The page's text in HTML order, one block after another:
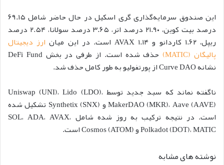
این صندوق سرمایه‌گذاری گری اسکیل در حال حاضر شامل ۶۹.۱۵
درصد بیت کوین، ۲۱.۹۰ درصد اتر، ۳.۶۵ درصد سولانا، ۲.۵۴ درصد
ریپل، ۱.۶۲ کاردانو و ۱.۱۴ AVAX است. در این میان
ارز دیجیتال
پالیگان (MATIC)
حذف شده است. از طرفی در بخش DeFi Fund
نشانه Curve DAO از پورتفولیو به طور کامل حذف شد.
ناگفته نماند که سبد جدید توسط Uniswap (UNI)، Lido (LDO)،
MakerDAO (MKR)، Aave (AAVE) و Synthetix (SNX) تشکیل شده
است. در نتیجه ترکیب به روز شده شامل SOL، ADA، AVAX،
Polkadot (DOT)، MATIC و Cosmos (ATOM) است.
نوشته های مشابه